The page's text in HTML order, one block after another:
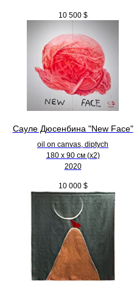
10 500 $
Сауле Дюсенбина "New Face"
oil on canvas, diptych
180 x 90 см (х2)
2020
10 000 $